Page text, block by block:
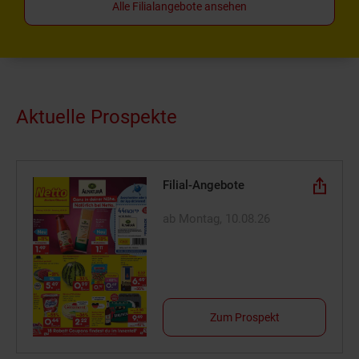
Alle Filialangebote ansehen
Aktuelle Prospekte
Filial-Angebote
Zum Prospekt